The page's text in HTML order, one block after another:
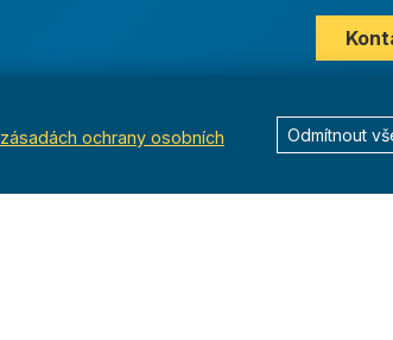
zásadách ochrany osobních
Odmítnout